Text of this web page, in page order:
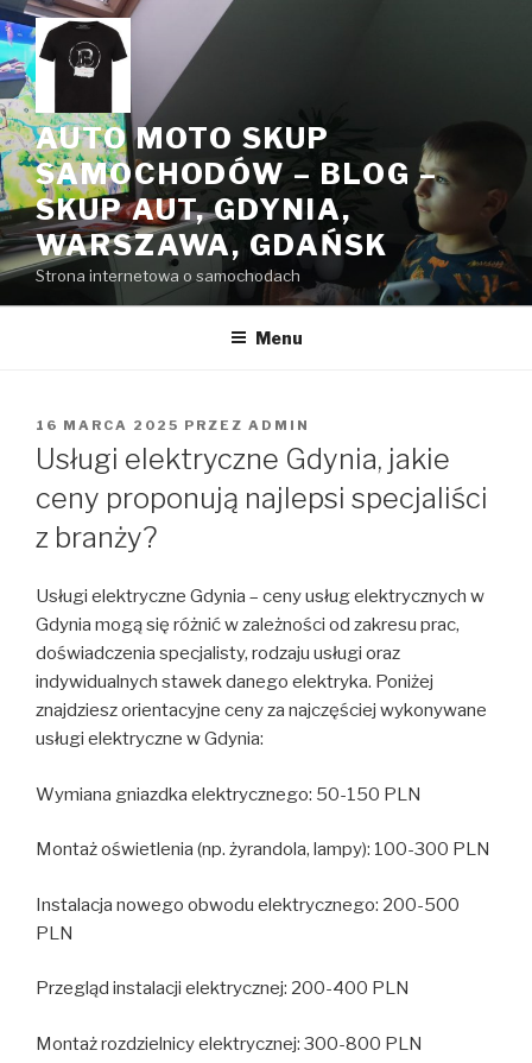
Przeskocz
do
treści
AUTO MOTO SKUP
SAMOCHODÓW – BLOG –
SKUP AUT, GDYNIA,
WARSZAWA, GDAŃSK
Strona internetowa o samochodach
Menu
OPUBLIKOWANE
W
16 MARCA 2025 PRZEZ ADMIN
Usługi elektryczne Gdynia, jakie
ceny proponują najlepsi specjaliści
z branży?
Usługi elektryczne Gdynia – ceny usług elektrycznych w
Gdynia mogą się różnić w zależności od zakresu prac,
doświadczenia specjalisty, rodzaju usługi oraz
indywidualnych stawek danego elektryka. Poniżej
znajdziesz orientacyjne ceny za najczęściej wykonywane
usługi elektryczne w Gdynia:
Wymiana gniazdka elektrycznego: 50-150 PLN
Montaż oświetlenia (np. żyrandola, lampy): 100-300 PLN
Instalacja nowego obwodu elektrycznego: 200-500
PLN
Przegląd instalacji elektrycznej: 200-400 PLN
Montaż rozdzielnicy elektrycznej: 300-800 PLN